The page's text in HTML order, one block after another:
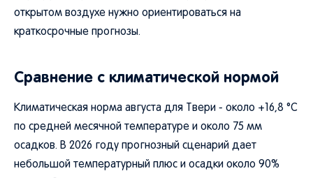
открытом воздухе нужно ориентироваться на
краткосрочные прогнозы.
Сравнение с климатической нормой
Климатическая норма августа для Твери - около +16,8 °C
по средней месячной температуре и около 75 мм
осадков. В 2026 году прогнозный сценарий дает
небольшой температурный плюс и осадки около 90%